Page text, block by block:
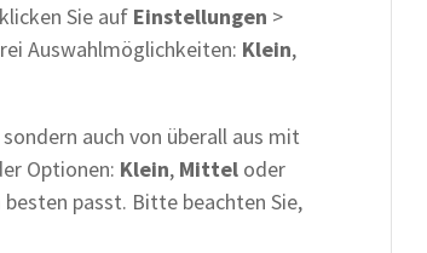
Sie auf Einstellungen >
Auswahlmöglichkeiten: Klein,
auch von überall aus mit
Optionen: Klein, Mittel oder
passt. Bitte beachten Sie,